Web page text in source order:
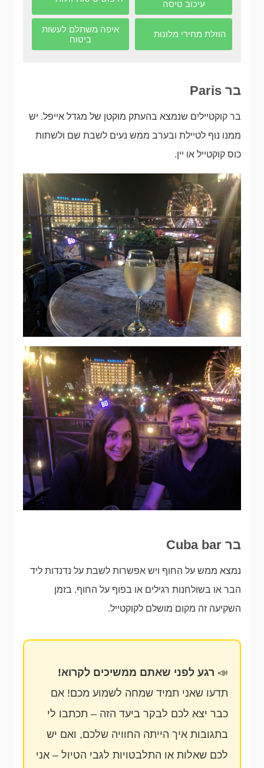
עיכוב טיסה
הוזלת מחירי מלונות
איפה משתלם לעשות
ביטוח
בר Paris
בר קוקטיילים שנמצא בהעתק מוקטן של מגדל אייפל. יש
ממנו נוף לטיילת ובערב ממש נעים לשבת שם ולשתות
כוס קוקטייל או יין.
בר Cuba bar
נמצא ממש על החוף ויש אפשרות לשבת על נדנדות ליד
הבר או בשולחנות רגילים או בפוף על החוף. בזמן
השקיעה זה מקום מושלם לקוקטייל.
📣 רגע לפני שאתם ממשיכים לקרוא!
תדעו שאני תמיד שמחה לשמוע מכם! אם
כבר יצא לכם לבקר ביעד הזה – תכתבו לי
בתגובות איך הייתה החוויה שלכם, ואם יש
לכם שאלות או התלבטויות לגבי הטיול – אני